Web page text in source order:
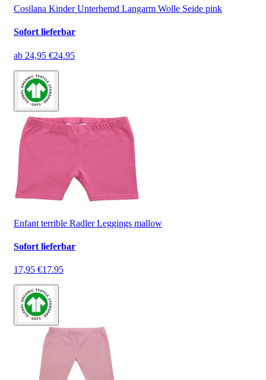
Cosilana Kinder Unterhemd Langarm Wolle Seide pink
Sofort lieferbar
ab 24,95 €24.95
Enfant terrible Radler Leggings mallow
Sofort lieferbar
17,95 €17.95